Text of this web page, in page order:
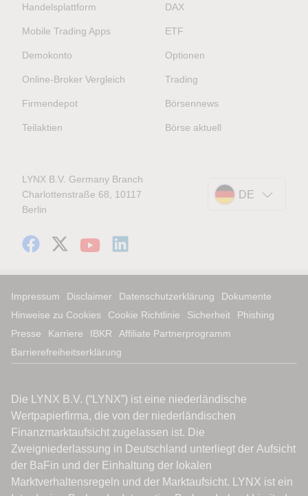
Handelsplattform
Mobile Trading Apps
Demokonto
Online-Broker Vergleich
Firmendepot
Teilaktien
DAX
ETF
Optionen
Trading
Börsennews
Börse aktuell
LYNX B.V. Germany Branch
Charlottenstraße 68, 10117
Berlin
DE
Impressum Disclaimer Datenschutzerklärung
Dokumente
Hinweise zu Cookies
Cookie Richtlinie Sicherheit
Phishing
Presse
Karriere IBKR
Affiliate Partnerprogramm
Barrierefreiheitserklärung